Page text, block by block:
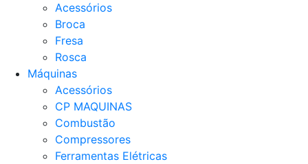
Acessórios
Broca
Fresa
Rosca
Máquinas
Acessórios
CP MAQUINAS
Combustão
Compressores
Ferramentas Elétricas